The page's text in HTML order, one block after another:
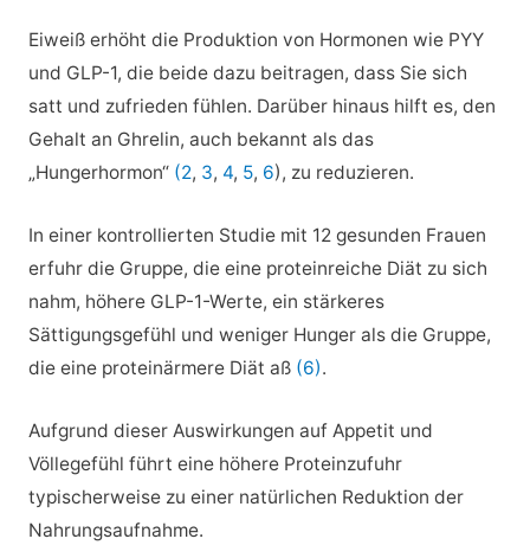
Eiweiß erhöht die Produktion von Hormonen wie PYY
und GLP-1, die beide dazu beitragen, dass Sie sich
satt und zufrieden fühlen. Darüber hinaus hilft es, den
Gehalt an Ghrelin, auch bekannt als das
„Hungerhormon“(2, 3, 4, 5, 6), zu reduzieren.
In einer kontrollierten Studie mit 12 gesunden Frauen
erfuhr die Gruppe, die eine proteinreiche Diät zu sich
nahm, höhere GLP-1-Werte, ein stärkeres
Sättigungsgefühl und weniger Hunger als die Gruppe,
die eine proteinärmere Diät aß(6).
Aufgrund dieser Auswirkungen auf Appetit und
Völlegefühl führt eine höhere Proteinzufuhr
typischerweise zu einer natürlichen Reduktion der
Nahrungsaufnahme.